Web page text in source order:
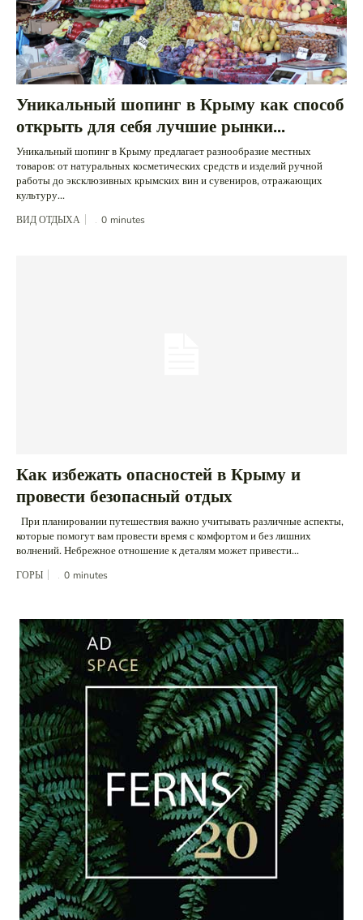
Уникальный шопинг в Крыму как способ
открыть для себя лучшие рынки...
Уникальный шопинг в Крыму предлагает разнообразие местных
товаров: от натуральных косметических средств и изделий ручной
работы до эксклюзивных крымских вин и сувениров, отражающих
культуру...
ВИД ОТДЫХА 0 minutes
Как избежать опасностей в Крыму и
провести безопасный отдых
которые помогут вам провести время с комфортом и без лишних
волнений. Небрежное отношение к деталям может привести...
ГОРЫ 0 minutes